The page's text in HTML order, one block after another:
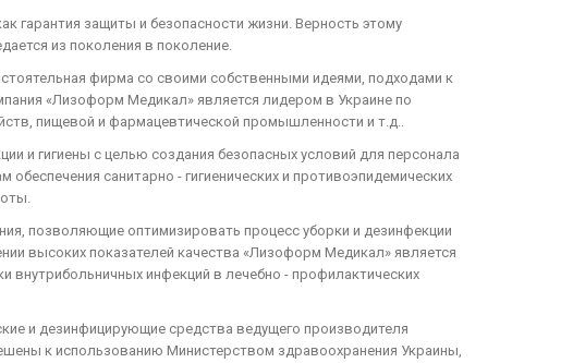
гарантия защиты и безопасности жизни. Верность этому
из поколения в поколение.
фирма со своими собственными идеями, подходами к
«Лизоформ Медикал» является лидером в Украине по
пищевой и фармацевтической промышленности и т.д..
и гигиены с целью создания безопасных условий для персонала
санитарно - гигиенических и противоэпидемических
позволяющие оптимизировать процесс уборки и дезинфекции
высоких показателей качества «Лизоформ Медикал» является
внутрибольничных инфекций в лечебно - профилактических
и дезинфицирующие средства ведущего производителя
к использованию Министерством здравоохранения Украины,